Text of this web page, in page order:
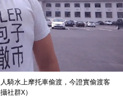
騎水上摩托車偷渡，今證實偷渡客
社群X）